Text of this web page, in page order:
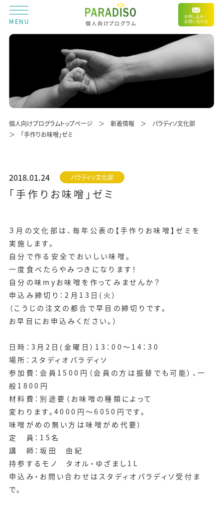
MENU 個人向けプログラム
お申し込み・
お問い合わせ
個人向けプログラムトップページ 新着情報
パラディソ文化部
「手作りお味噌」ゼミ
2018.01.24 パラディソ文化部
「手作りお味噌」ゼミ
３月の文化部は、毎年公表の【手作りお味噌】ゼミを
実施します。
自分で作る安全でおいしい味噌。
一度食べたらやみつきになります！
自分の味myお味噌を作ってみませんか？
申込み締切り：2月13日(火）
（こうじの注文の都合で早目の締切りです。
お早目にお申込みください。）
日時：3月2日(金曜日）13：00～14：30
場所：スタディオパラディソ
参加費：会員1500円（会員の方は振替でも可能）、一
般1800円
材料費：別途要（お味噌の種類によって
変わります。4000円～6050円です。
味噌がめの無い方は味噌がめ代要）
定 員：15名
講 師：坂田 由紀
持参するモノ タオル・ゆざまし1L
申込み・お問い合わせはスタディオパラディソ受付ま
で。